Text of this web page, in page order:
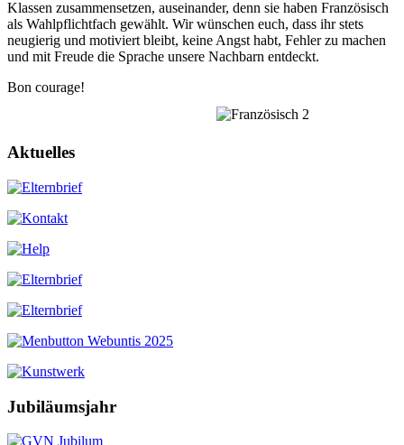
Klassen zusammensetzen, auseinander, denn sie haben Französisch
als Wahlpflichtfach gewählt. Wir wünschen euch, dass ihr stets
neugierig und motiviert bleibt, keine Angst habt, Fehler zu machen
und mit Freude die Sprache unsere Nachbarn entdeckt.
Bon courage!
Aktuelles
Jubiläumsjahr